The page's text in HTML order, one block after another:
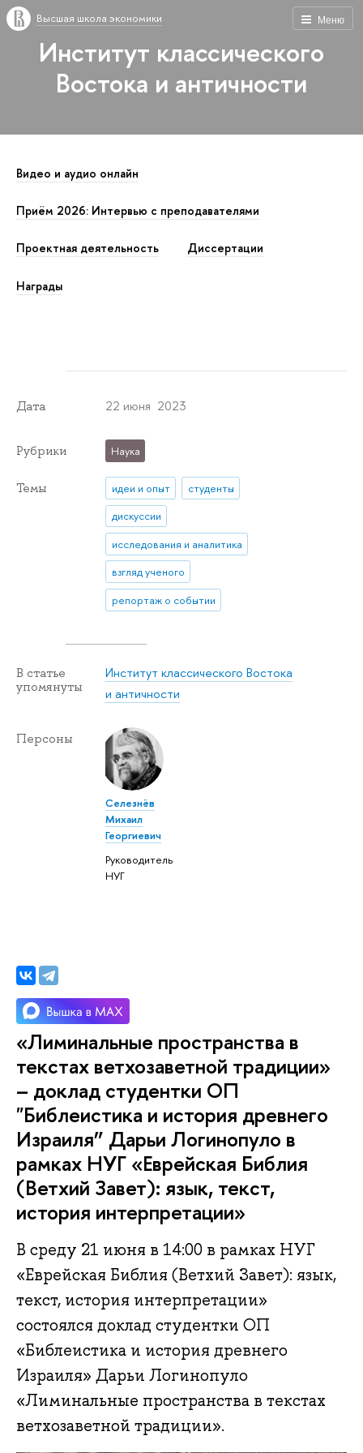
Меню
Высшая школа экономики
Институт классического
Востока и античности
Видео и аудио онлайн
Приём 2026: Интервью с преподавателями
Проектная деятельность Диссертации
Награды
«Лиминальные пространства в
текстах ветхозаветной традиции»
– доклад студентки ОП
"Библеистика и история древнего
Израиля” Дарьи Логинопуло в
рамках НУГ «Еврейская Библия
(Ветхий Завет): язык, текст,
история интерпретации»
В среду 21 июня в 14:00 в рамках НУГ
«Еврейская Библия (Ветхий Завет): язык,
текст, история интерпретации»
состоялся доклад студентки ОП
«Библеистика и история древнего
Израиля» Дарьи Логинопуло
«Лиминальные пространства в текстах
ветхозаветной традиции».
Дата 22 июня 2023
Рубрики Наука
Темы идеи и опыт
студенты
дискуссии
исследования и аналитика
взгляд ученого
репортаж о событии
В статье
упомянуты
Институт классического Востока
и античности
Персоны
Селезнёв
Михаил
Георгиевич
Руководитель
НУГ